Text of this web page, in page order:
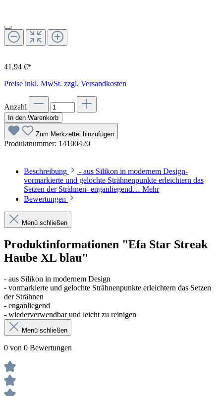
41,94 €*
Preise inkl. MwSt. zzgl. Versandkosten
Anzahl
In den Warenkorb
Zum Merkzettel hinzufügen
Produktnummer: 14100420
Beschreibung
- aus Silikon in modernem Design-
vormarkierte und gelochte Strähnenpunkte erleichtern das
Setzen der Strähnen- enganliegend… Mehr
Bewertungen
Menü schließen
Produktinformationen "Efa Star Streak
Haube XL blau"
- aus Silikon in modernem Design
- vormarkierte und gelochte Strähnenpunkte erleichtern das Setzen
der Strähnen
- enganliegend
- wiederverwendbar und leicht zu reinigen
Menü schließen
0 von 0 Bewertungen